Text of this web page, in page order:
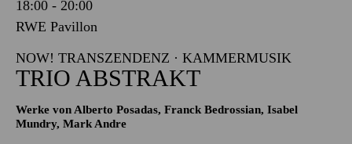
18:00 - 20:00
RWE Pavillon
NOW! TRANSZENDENZ · KAMMERMUSIK
TRIO ABSTRAKT
Werke von Alberto Posadas, Franck Bedrossian, Isabel
Mundry, Mark Andre